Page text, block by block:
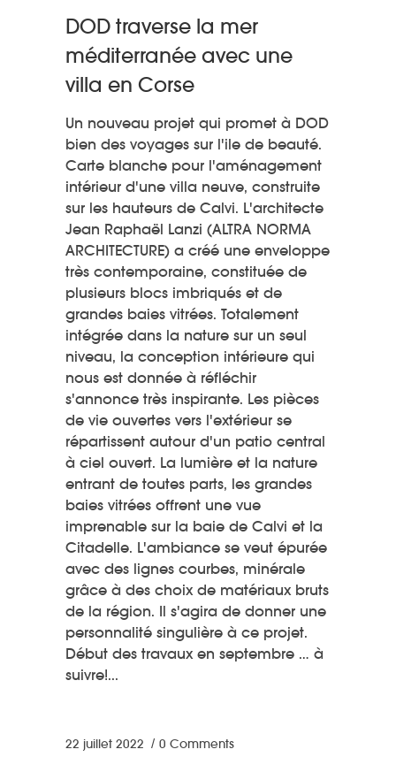
DOD traverse la mer
méditerranée avec une
villa en Corse
Un nouveau projet qui promet à DOD
bien des voyages sur l'ile de beauté.
Carte blanche pour l'aménagement
intérieur d'une villa neuve, construite
sur les hauteurs de Calvi. L'architecte
Jean Raphaël Lanzi (ALTRA NORMA
ARCHITECTURE) a créé une enveloppe
très contemporaine, constituée de
plusieurs blocs imbriqués et de
grandes baies vitrées. Totalement
intégrée dans la nature sur un seul
niveau, la conception intérieure qui
nous est donnée à réfléchir
s'annonce très inspirante. Les pièces
de vie ouvertes vers l'extérieur se
répartissent autour d'un patio central
à ciel ouvert. La lumière et la nature
entrant de toutes parts, les grandes
baies vitrées offrent une vue
imprenable sur la baie de Calvi et la
Citadelle. L'ambiance se veut épurée
avec des lignes courbes, minérale
grâce à des choix de matériaux bruts
de la région. Il s'agira de donner une
personnalité singulière à ce projet.
Début des travaux en septembre … à
suivre!
22 juillet 2022 0 Comments